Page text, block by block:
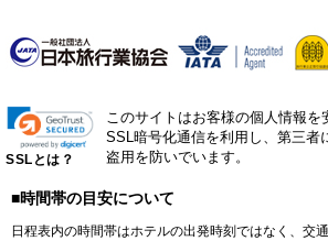
SSLとは？
このサイトはお客様の個人情報
SSL暗号化通信を利用し、第三者
盗用を防いでいます。
■時間帯の目安について
日程表内の時間帯はホテルの出発時刻ではなく、交